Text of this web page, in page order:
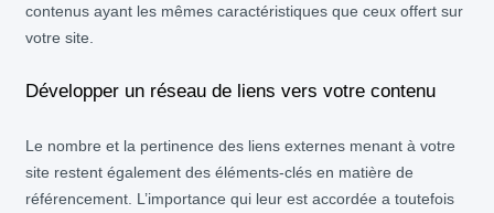
contenus ayant les mêmes caractéristiques que ceux offert sur
votre site.
Développer un réseau de liens vers votre contenu
Le nombre et la pertinence des liens externes menant à votre
site restent également des éléments-clés en matière de
référencement. L’importance qui leur est accordée a toutefois